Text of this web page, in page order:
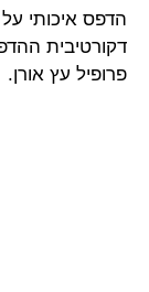
הדפס איכותי
דקורטיבית
פרופיל עץ אורן.